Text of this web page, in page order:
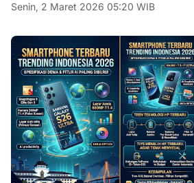
Senin, 2 Maret 2026 05:20 WIB